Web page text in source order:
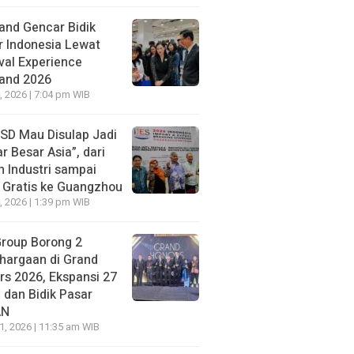
Pakai Rekening Pribadi, Pengacara MSB Buka
Perumda Tirta Bhagasasi
yang lalu
Rumanama: Isu Surpres
Kapolri Ramai Lagi,
Dasarnya Saja Belum
yang lalu
Gencar Bidik
Indonesia Lewat
Experience
2026
2026 | 7:04 pm WIB
Mau Disulap Jadi
Besar Asia”, dari
Industri sampai
ke Guangzhou
2026 | 1:39 pm WIB
Borong 2
di Grand
2026, Ekspansi 27
Bidik Pasar
2026 | 11:35 am WIB